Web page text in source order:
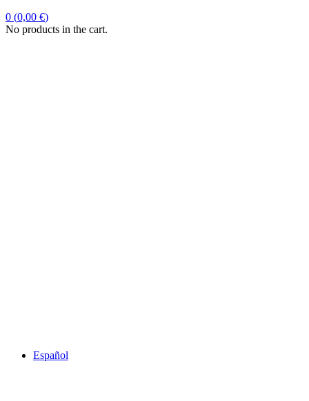
0 (0,00 €)
No products in the cart.
Español